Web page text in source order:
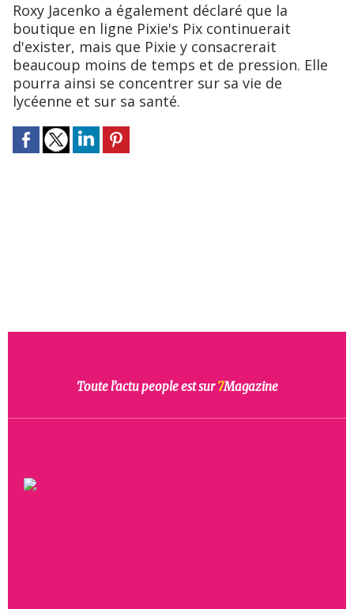
Roxy Jacenko a également déclaré que la
boutique en ligne Pixie's Pix continuerait
d'exister, mais que Pixie y consacrerait
beaucoup moins de temps et de pression. Elle
pourra ainsi se concentrer sur sa vie de
lycéenne et sur sa santé.
Toute l’actu people est sur7Magazine